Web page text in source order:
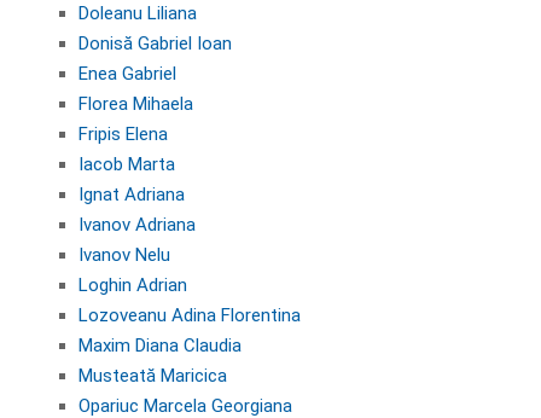
Doleanu Liliana
Donisă Gabriel Ioan
Enea Gabriel
Florea Mihaela
Fripis Elena
Iacob Marta
Ignat Adriana
Ivanov Adriana
Ivanov Nelu
Loghin Adrian
Lozoveanu Adina Florentina
Maxim Diana Claudia
Musteată Maricica
Opariuc Marcela Georgiana